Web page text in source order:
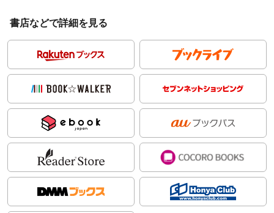
書店などで詳細を見る